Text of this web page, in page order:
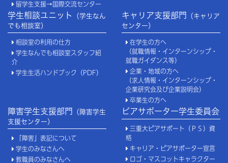
留学生支援→国際交流センター
学生相談ユニット
（学生なん
でも相談室）
相談室の利用の仕方
学生なんでも相談室スタッフ紹
介
学生生活ハンドブック（PDF）
キャリア支援部門
（キャリア
センター）
在学生の方へ
（就職情報・インターンシップ・
就職ガイダンス等）
企業・地域の方へ
（求人情報・インターンシップ・
企業研究会及び企業説明会）
卒業生の方へ
障害学生支援部門
（障害学生
支援センター）
「障害」表記について
学生のみなさんへ
教職員のみなさんへ
ピアサポーター学生委員会
三重大ピアサポート（ＰＳ）資
格
キャリア・ピアサポーター宣言
ロゴ・マスコットキャラクター